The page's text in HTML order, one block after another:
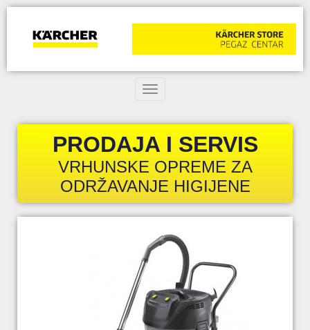
Toggle navigation
PRODAJA I SERVIS
VRHUNSKE OPREME ZA
ODRŽAVANJE HIGIJENE